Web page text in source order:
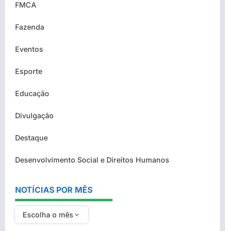
FMCA
Fazenda
Eventos
Esporte
Educação
Divulgação
Destaque
Desenvolvimento Social e Direitos Humanos
NOTÍCIAS POR MÊS
Escolha o mês